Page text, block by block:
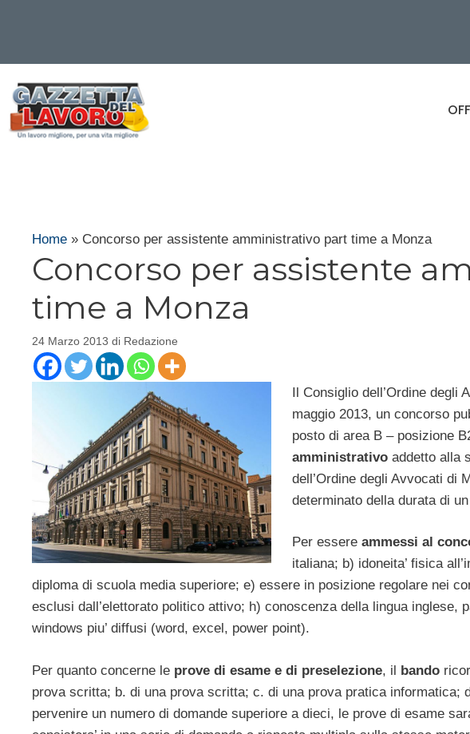
contenuto
Home » Concorso per assistente amministrativo part time a Monza
Concorso per assistente
time a Monza
24 Marzo 2013 di Redazione
Il Consiglio dell’Ordine degli
maggio 2013, un concorso
posto di area B – posizione
amministrativoaddetto alla
dell’Ordine degli Avvocati di
determinato della durata di
Per essereammessi al
italiana; b) idoneita’ fisica
diploma di scuola media superiore; e) essere in posizione regolare nei
esclusi dall’elettorato politico attivo; h) conoscenza della lingua inglese,
windows piu’ diffusi (word, excel, power point).
Per quanto concerne le prove di esame e di preselezione, il bando
prova scritta; b. di una prova scritta; c. di una prova pratica informatica;
pervenire un numero di domande superiore a dieci, le prove di esame